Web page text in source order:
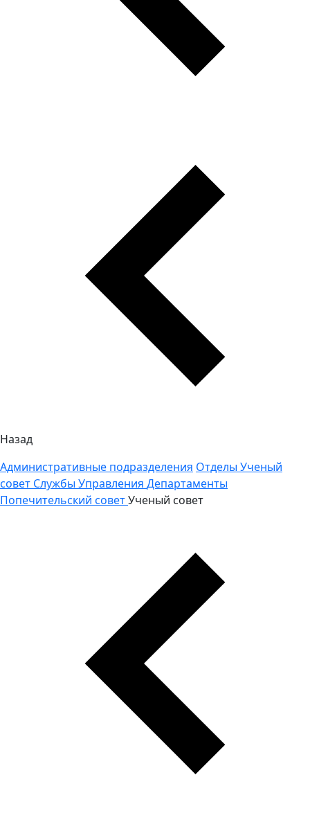
Назад
Административные подразделения Отделы Ученый
совет Службы Управления Департаменты
Попечительский советУченый совет